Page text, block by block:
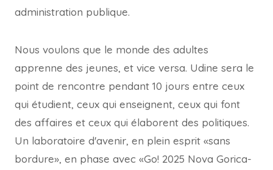
administration publique.
Nous voulons que le monde des adultes
apprenne des jeunes, et vice versa. Udine sera le
point de rencontre pendant 10 jours entre ceux
qui étudient, ceux qui enseignent, ceux qui font
des affaires et ceux qui élaborent des politiques.
Un laboratoire d'avenir, en plein esprit «sans
bordure», en phase avec «Go! 2025 Nova Gorica-